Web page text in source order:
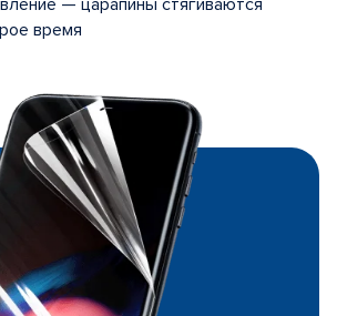
— царапины стягиваются
время